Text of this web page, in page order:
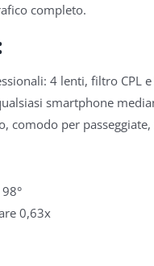
completo.
4 lenti, filtro CPL
smartphone
comodo per
0,63x